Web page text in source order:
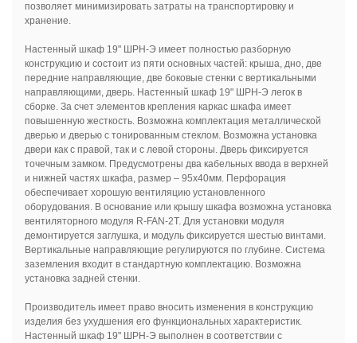
позволяет минимизировать затраты на транспортировку и
хранение.
Настенный шкаф 19" ШРН-Э имеет полностью разборную
конструкцию и состоит из пяти основных частей: крыша, дно, две
передние направляющие, две боковые стенки c вертикальными
направляющими, дверь. Настенный шкаф 19" ШРН-Э легок в
сборке. За счет элементов крепления каркас шкафа имеет
повышенную жесткость. Возможна комплектация металлической
дверью и дверью с тонированным стеклом. Возможна установка
двери как с правой, так и с левой стороны. Дверь фиксируется
точечным замком. Предусмотрены два кабельных ввода в верхней
и нижней частях шкафа, размер – 95х40мм. Перфорация
обеспечивает хорошую вентиляцию установленного
оборудования. В основание или крышу шкафа возможна установка
вентиляторного модуля R-FAN-2T. Для установки модуля
демонтируется заглушка, и модуль фиксируется шестью винтами.
Вертикальные направляющие регулируются по глубине. Система
заземления входит в стандартную комплектацию. Возможна
установка задней стенки.
Производитель имеет право вносить изменения в конструкцию
изделия без ухудшения его функциональных характеристик.
Настенный шкаф 19" ШРН-Э выполнен в соответствии с